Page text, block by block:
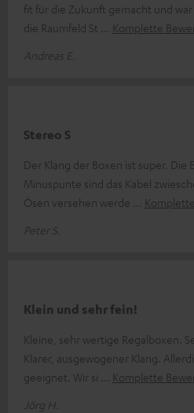
fit für die Zukunft gemacht und
die Raumfeld St
Komplette
Andreas E.
Stereo S
Der Klang der Boxen ist super. Die
Minuspunte sind das Kabel
Ösen versehen werde
Peter S.
Klein und sehr fein!
Kleine, sehr wertige Regalboxen.
Klarer, ausgewogener Klang.
geeignet. Wir si
Komplette
Jörg H.